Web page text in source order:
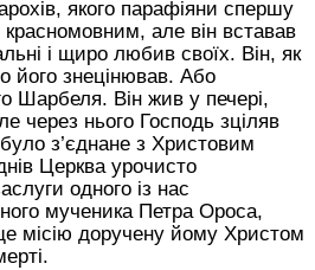
якого парафіяни спершу
але він вставав
і щиро любив своїх. Він, як
його знецінював. Або
Шарбеля. Він жив у печері,
через нього Господь зціляв
з’єднане з Христовим
Церква урочисто
одного із нас
мученика Петра Ороса,
місію доручену йому Христом